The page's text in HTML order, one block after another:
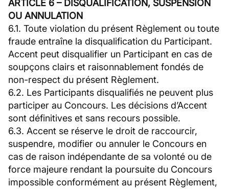
ARTICLE 6 – DISQUALIFICATION, SUSPENSION
OU ANNULATION
6.1. Toute violation du présent Règlement ou toute
fraude entraîne la disqualification du Participant.
Accent peut disqualifier un Participant en cas de
soupçons clairs et raisonnablement fondés de
non-respect du présent Règlement.
6.2. Les Participants disqualifiés ne peuvent plus
participer au Concours. Les décisions d’Accent
sont définitives et sans recours possible.
6.3. Accent se réserve le droit de raccourcir,
suspendre, modifier ou annuler le Concours en
cas de raison indépendante de sa volonté ou de
force majeure rendant la poursuite du Concours
impossible conformément au présent Règlement,